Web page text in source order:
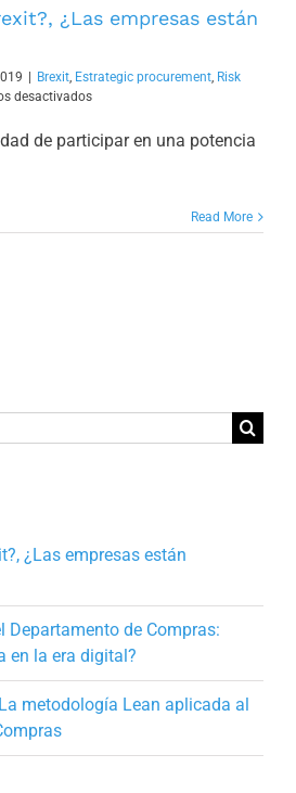
¿Las empresas están
Brexit, Estrategic procurement, Risk
desactivadosen
¿Qué
Brexit?,
preparadas?
de participar en una potencia
Read More
¿Las empresas están
Departamento de Compras:
en la era digital?
metodología Lean aplicada al